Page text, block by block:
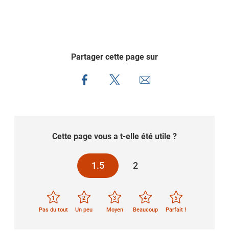
Partager cette page sur
Cette page vous a t-elle été utile ?
1.5 2
1
Pas du tout
2
Un peu
3
Moyen
4
Beaucoup
5
Parfait !